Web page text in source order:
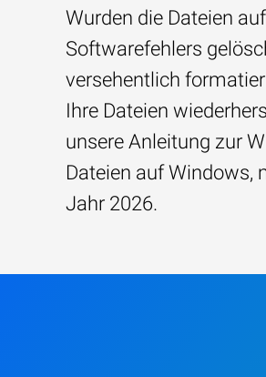
Wurden die Dateien
Softwarefehlers
versehentlich
Ihre Dateien
unsere Anleitung zur
Dateien auf Windows,
Jahr 2026.